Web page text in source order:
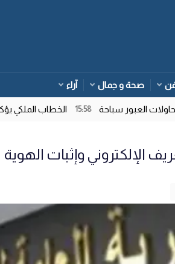
صحة و جمال آراء
العبور سباحة 15:58 الخطاب الملكي يؤكد
الإلكتروني وإثبات الهوية